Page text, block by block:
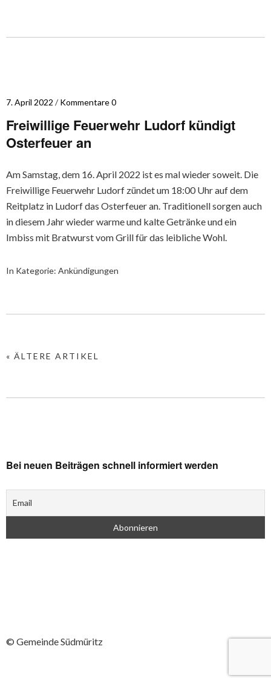
7. April 2022 Kommentare 0
Freiwillige Feuerwehr Ludorf kündigt
Osterfeuer an
Am Samstag, dem 16. April 2022 ist es mal wieder soweit. Die
Freiwillige Feuerwehr Ludorf zündet um 18:00 Uhr auf dem
Reitplatz in Ludorf das Osterfeuer an. Traditionell sorgen auch
in diesem Jahr wieder warme und kalte Getränke und ein
Imbiss mit Bratwurst vom Grill für das leibliche Wohl.
In Kategorie: Ankündigungen
« ÄLTERE ARTIKEL
Bei neuen Beiträgen schnell informiert werden
© Gemeinde Südmüritz